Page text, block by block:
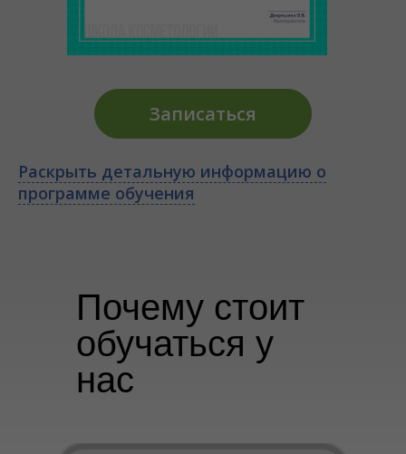
Записаться
Раскрыть детальную информацию о
программе обучения
Почему стоит
обучаться у
нас